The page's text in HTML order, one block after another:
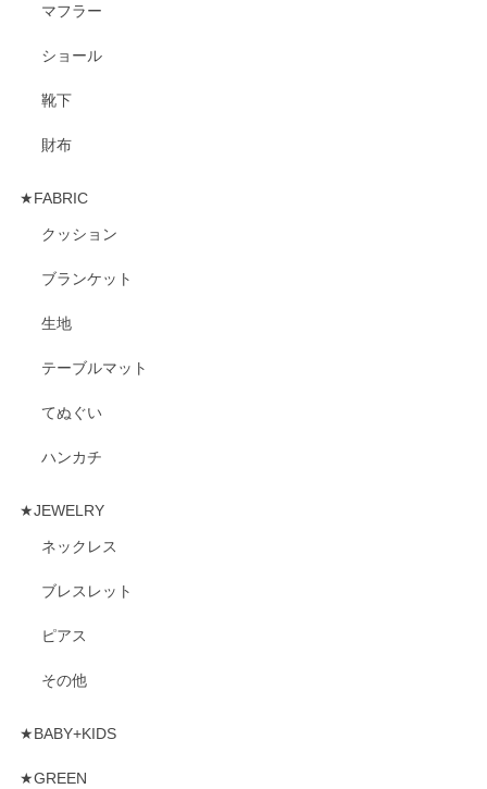
マフラー
ショール
靴下
財布
★FABRIC
クッション
ブランケット
生地
テーブルマット
てぬぐい
ハンカチ
★JEWELRY
ネックレス
ブレスレット
ピアス
その他
★BABY+KIDS
★GREEN